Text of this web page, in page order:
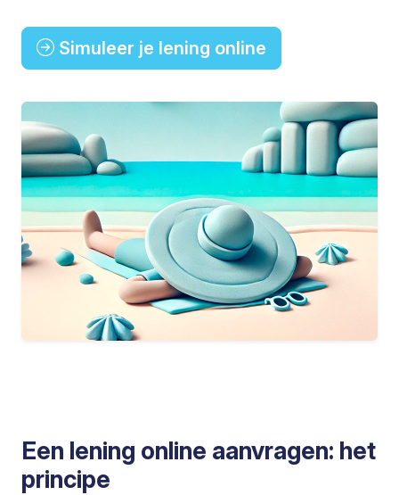
Simuleer je lening online
Een lening online aanvragen: het
principe